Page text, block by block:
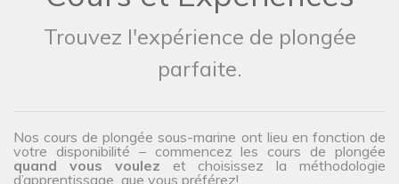
Trouvez l'expérience de plongée
parfaite.
Nos cours de plongée sous-marine ont lieu en fonction de
votre disponibilité – commencez les cours de plongée
quand vous voulez et choisissez la méthodologie
d’apprentissage que vous préférez!